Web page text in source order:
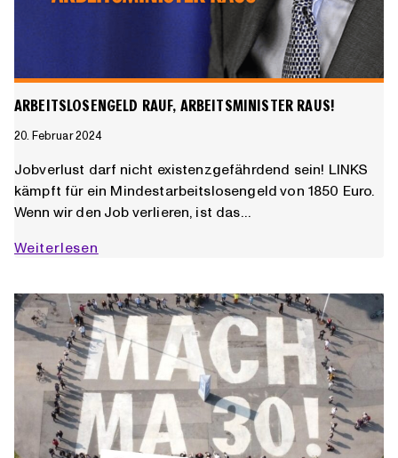
ARBEITSLOSENGELD RAUF, ARBEITSMINISTER RAUS!
20. Februar 2024
Jobverlust darf nicht existenzgefährdend sein! LINKS
kämpft für ein Mindestarbeitslosengeld von 1850 Euro.
Wenn wir den Job verlieren, ist das…
Weiterlesen
raus!